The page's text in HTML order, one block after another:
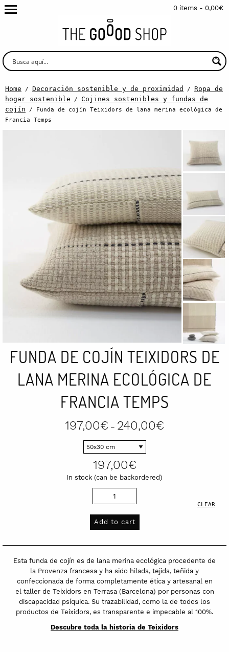
0 items - 0,00€
Home / Decoración sostenible y de proximidad / Ropa de
hogar sostenible / Cojines sostenibles y fundas de
cojín / Funda de cojín Teixidors de lana merina ecológica de
Francia Temps
FUNDA DE COJÍN TEIXIDORS DE
LANA MERINA ECOLÓGICA DE
FRANCIA TEMPS
197,00€ – 240,00€
CLEAR
197,00€
In stock (can be backordered)
de
lana
ecológica
Francia
Add to cart
Esta funda de cojín es de lana merina ecológica procedente de
la Provenza francesa y ha sido hilada, tejida, teñida y
confeccionada de forma completamente ética y artesanal en
el taller de Teixidors en Terrasa (Barcelona) por personas con
discapacidad psíquica. Su trazabilidad, como la de todos los
productos de Teixidors, es transparente e impecable al 100%.
Descubre toda la historia de Teixidors